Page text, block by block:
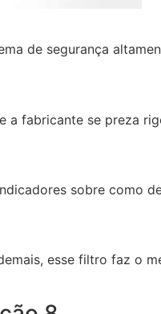
de segurança
fabricante se preza
sobre como
esse filtro faz o